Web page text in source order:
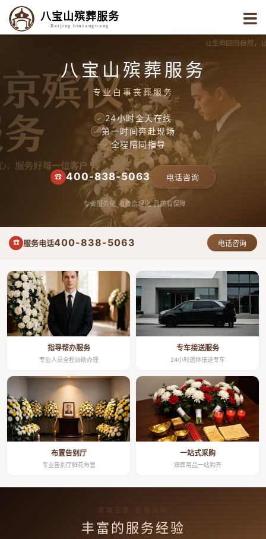
八宝山殡葬服务
Beijing binzangwang
八宝山殡葬服务
专业白事丧葬服务
✓ 24小时全天在线
✓ 第一时间奔赴现场
✓ 全程陪同指导
☎ 400-838-5063 电话咨询
专业服务化 收费合理化 品质有保障
☎ 服务电话400-838-5063 电话咨询
指导帮办服务
专业人员全程协助办理
专车接送服务
24小时遗体接送专车
布置告别厅
专业告别厅鲜花布置
一站式采购
殡葬用品一站购齐
高端品质 按需定制
丰富的服务经验